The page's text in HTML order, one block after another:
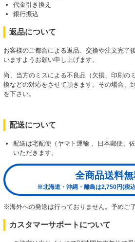
代金引き換え
銀行振込
返品について
お客様のご都合による返品、交換や注文完了
いますようお願い申し上げます。
尚、当方のミスによる不良品（欠損、印刷の
換などの対応をさせて頂きます。その場合、
を下さい。
配送について
配送は宅配便（ヤマト運輸 、日本郵便、
いただきます。
全商品送料
※北海道・沖縄・離島は2,750円(税
※海外への発送は行っておりません。予めご
カスタマーサポートについて